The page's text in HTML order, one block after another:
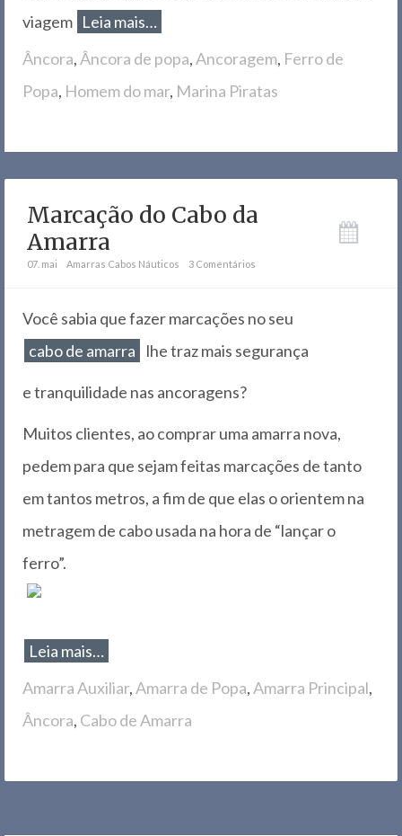
viagem Leia mais…
Âncora,Âncora de popa,Ancoragem, Ferro de
Popa, Homem do mar, Marina Piratas
Marcação do Cabo da
Amarra
07. mai Amarras Cabos Náuticos 3 Comentários
Você sabia que fazer marcações no seu
cabo de amarra
lhe traz mais segurança
e tranquilidade nas ancoragens?
Muitos clientes, ao comprar uma amarra nova,
pedem para que sejam feitas marcações de tanto
em tantos metros, a fim de que elas o orientem na
metragem de cabo usada na hora de “lançar o
ferro”.
Leia mais…
Amarra Auxiliar,Amarra de Popa,Amarra Principal,
Âncora, Cabo de Amarra